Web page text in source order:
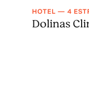
HOTEL — 4
Dolinas